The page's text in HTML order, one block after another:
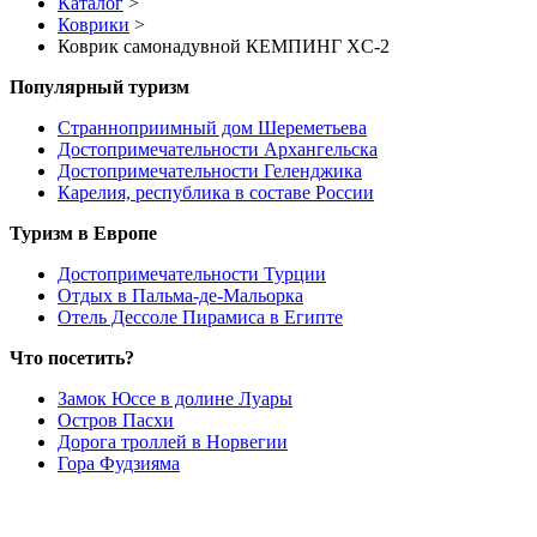
Коврики >
Коврик самонадувной КЕМПИНГ XC-2
Популярный туризм
Странноприимный дом Шереметьева
Достопримечательности Архангельска
Достопримечательности Геленджика
Карелия, республика в составе России
Туризм в Европе
Достопримечательности Турции
Отдых в Пальма-де-Мальорка
Отель Дессоле Пирамиса в Египте
Что посетить?
Замок Юссе в долине Луары
Остров Пасхи
Дорога троллей в Норвегии
Гора Фудзияма